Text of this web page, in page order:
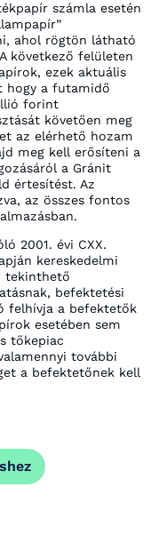
számla esetén
ahol rögtön látható
következő felületen
ezek aktuális
hogy a futamidő
forint
követően meg
az elérhető hozam
meg kell erősíteni a
a Gránit
értesítést. Az
az összes fontos
2001. évi CXX.
kereskedelmi
tekinthető
befektetési
felhívja a befektetők
esetében sem
tőkepiac
további
a befektetőnek kell